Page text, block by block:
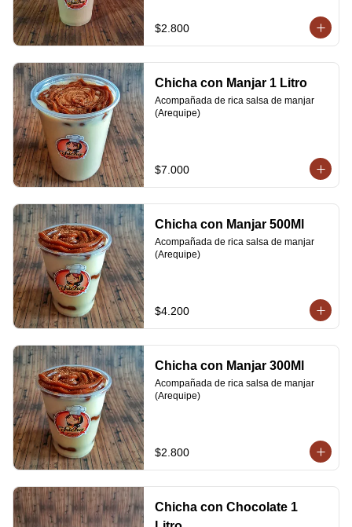
$2.800
Chicha con Manjar 1 Litro
Acompañada de rica salsa de manjar
(Arequipe)
$7.000
Chicha con Manjar 500Ml
Acompañada de rica salsa de manjar
(Arequipe)
$4.200
Chicha con Manjar 300Ml
Acompañada de rica salsa de manjar
(Arequipe)
$2.800
Chicha con Chocolate 1